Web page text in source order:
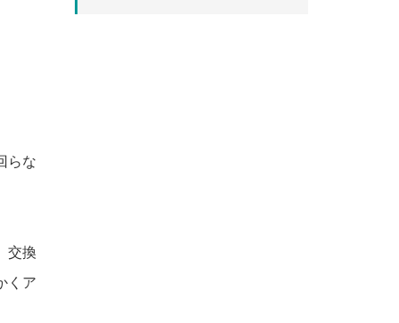
らな
交換
くア